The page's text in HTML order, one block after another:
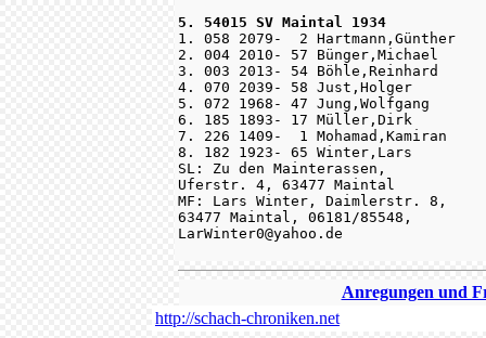
5. 54015 SV Maintal 1934
1. 058 2079-  2 Hartmann,Günther
2. 004 2010- 57 Bünger,Michael
3. 003 2013- 54 Böhle,Reinhard
4. 070 2039- 58 Just,Holger
5. 072 1968- 47 Jung,Wolfgang
6. 185 1893- 17 Müller,Dirk
7. 226 1409-  1 Mohamad,Kamiran
8. 182 1923- 65 Winter,Lars
SL: Zu den Mainterassen,
Uferstr. 4, 63477 Maintal
MF: Lars Winter, Daimlerstr. 8,
63477 Maintal, 06181/85548,
LarWinter0@yahoo.de
Anregungen und
http://schach-chroniken.net